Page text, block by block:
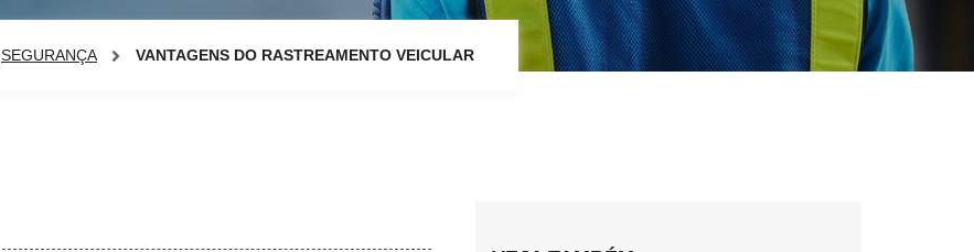
SEGURANÇA VANTAGENS DO RASTREAMENTO VEICULAR